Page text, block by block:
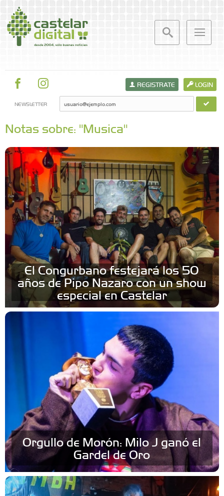
LOGIN
REGISTRATE
NEWSLETTER
Notas sobre: "Musica"
El Congurbano festejará los 50
años de Pipo Nazaro con un show
especial en Castelar
Orgullo de Morón: Milo J ganó el
Gardel de Oro